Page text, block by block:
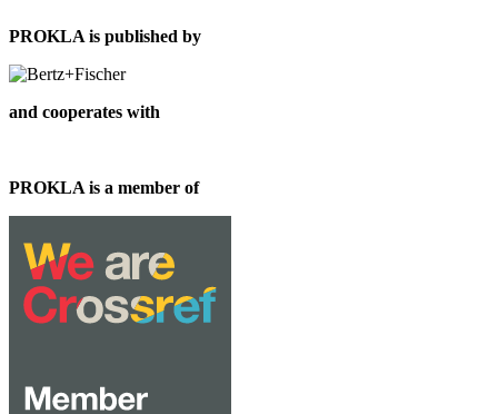
PROKLA is published by
and cooperates with
PROKLA is a member of